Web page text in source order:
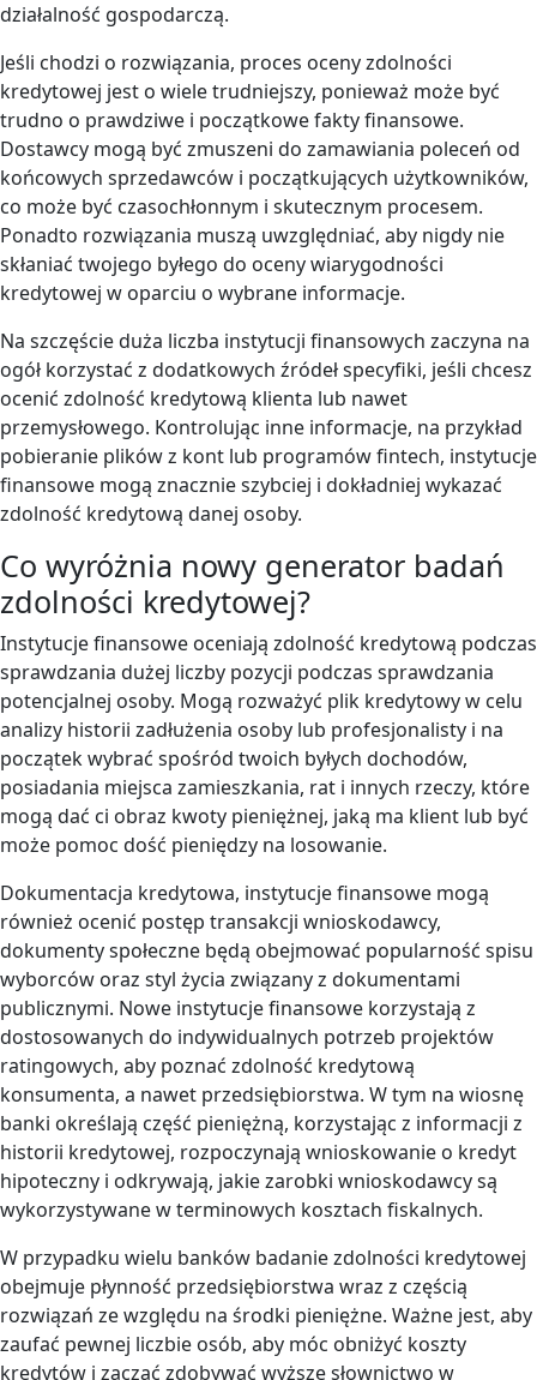
działalność gospodarczą.
Jeśli chodzi o rozwiązania, proces oceny zdolności
kredytowej jest o wiele trudniejszy, ponieważ może być
trudno o prawdziwe i początkowe fakty finansowe.
Dostawcy mogą być zmuszeni do zamawiania poleceń od
końcowych sprzedawców i początkujących użytkowników,
co może być czasochłonnym i skutecznym procesem.
Ponadto rozwiązania muszą uwzględniać, aby nigdy nie
skłaniać twojego byłego do oceny wiarygodności
kredytowej w oparciu o wybrane informacje.
Na szczęście duża liczba instytucji finansowych zaczyna na
ogół korzystać z dodatkowych źródeł specyfiki, jeśli chcesz
ocenić zdolność kredytową klienta lub nawet
przemysłowego. Kontrolując inne informacje, na przykład
pobieranie plików z kont lub programów fintech, instytucje
finansowe mogą znacznie szybciej i dokładniej wykazać
zdolność kredytową danej osoby.
Co wyróżnia nowy generator badań
zdolności kredytowej?
Instytucje finansowe oceniają zdolność kredytową podczas
sprawdzania dużej liczby pozycji podczas sprawdzania
potencjalnej osoby. Mogą rozważyć plik kredytowy w celu
analizy historii zadłużenia osoby lub profesjonalisty i na
początek wybrać spośród twoich byłych dochodów,
posiadania miejsca zamieszkania, rat i innych rzeczy, które
mogą dać ci obraz kwoty pieniężnej, jaką ma klient lub być
może pomoc dość pieniędzy na losowanie.
Dokumentacja kredytowa, instytucje finansowe mogą
również ocenić postęp transakcji wnioskodawcy,
dokumenty społeczne będą obejmować popularność spisu
wyborców oraz styl życia związany z dokumentami
publicznymi. Nowe instytucje finansowe korzystają z
dostosowanych do indywidualnych potrzeb projektów
ratingowych, aby poznać zdolność kredytową
konsumenta, a nawet przedsiębiorstwa. W tym na wiosnę
banki określają część pieniężną, korzystając z informacji z
historii kredytowej, rozpoczynają wnioskowanie o kredyt
hipoteczny i odkrywają, jakie zarobki wnioskodawcy są
wykorzystywane w terminowych kosztach fiskalnych.
W przypadku wielu banków badanie zdolności kredytowej
obejmuje płynność przedsiębiorstwa wraz z częścią
rozwiązań ze względu na środki pieniężne. Ważne jest, aby
zaufać pewnej liczbie osób, aby móc obniżyć koszty
kredytów i zacząć zdobywać wyższe słownictwo w